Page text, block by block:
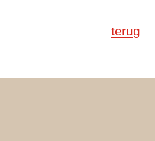
terug